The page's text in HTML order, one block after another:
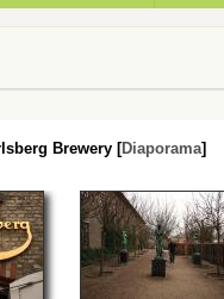
Brewery [Diaporama]